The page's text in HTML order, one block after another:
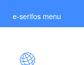
e-serifos menu